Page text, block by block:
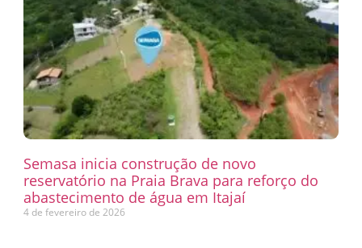
Semasa inicia construção de novo
reservatório na Praia Brava para reforço do
abastecimento de água em Itajaí
4 de fevereiro de 2026